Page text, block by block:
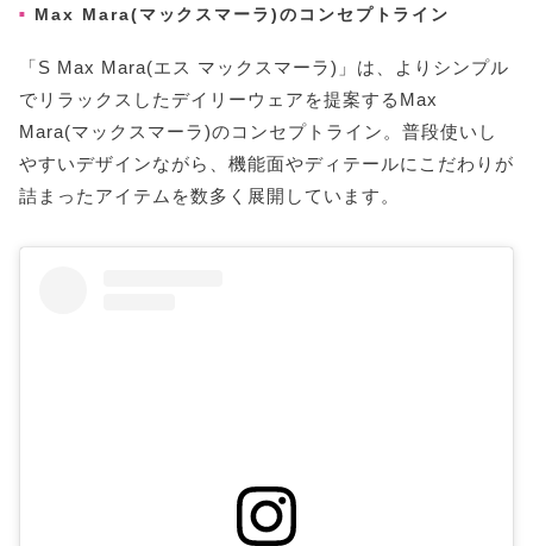
Max Mara(マックスマーラ)のコンセプトライン
「S Max Mara(エス マックスマーラ)」は、よりシンプル
でリラックスしたデイリーウェアを提案するMax
Mara(マックスマーラ)のコンセプトライン。普段使いし
やすいデザインながら、機能面やディテールにこだわりが
詰まったアイテムを数多く展開しています。